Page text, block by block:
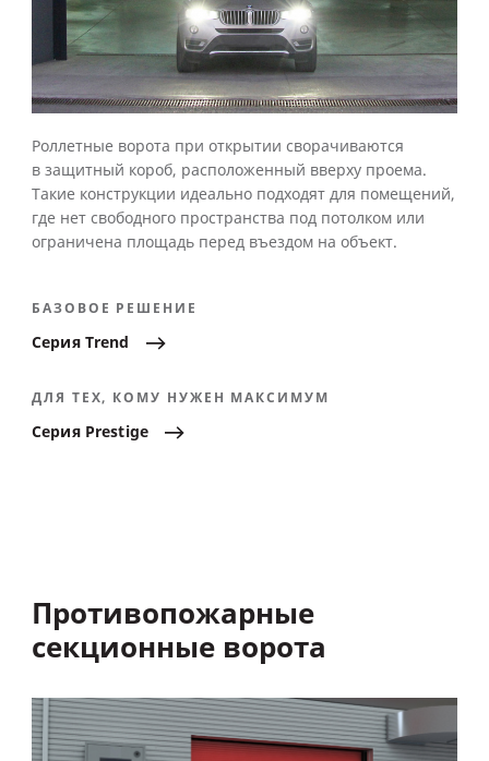
БАЗОВОЕ РЕШЕНИЕ
Серия Trend
ДЛЯ ТЕХ, КОМУ НУЖЕН МАКСИМУМ
Серия Prestige
Роллетные ворота при открытии сворачиваются
в защитный короб, расположенный вверху проема.
Такие конструкции идеально подходят для помещений,
где нет свободного пространства под потолком или
ограничена площадь перед въездом на объект.
Противопожарные
секционные ворота